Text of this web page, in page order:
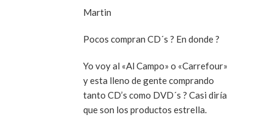
Martin
Pocos compran CD´s ? En donde ?
Yo voy al «Al Campo» o «Carrefour»
y esta lleno de gente comprando
tanto CD’s como DVD´s ? Casi diría
que son los productos estrella.